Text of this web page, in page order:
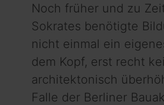
Noch früher und zu
Sokrates benötigte
nicht einmal ein
dem Kopf, erst recht
architektonisch
Falle der Berliner